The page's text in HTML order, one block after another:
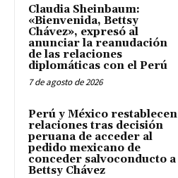
Claudia Sheinbaum:
«Bienvenida, Bettsy
Chávez», expresó al
anunciar la reanudación
de las relaciones
diplomáticas con el Perú
7 de agosto de 2026
Perú y México restablecen
relaciones tras decisión
peruana de acceder al
pedido mexicano de
conceder salvoconducto a
Bettsy Chávez